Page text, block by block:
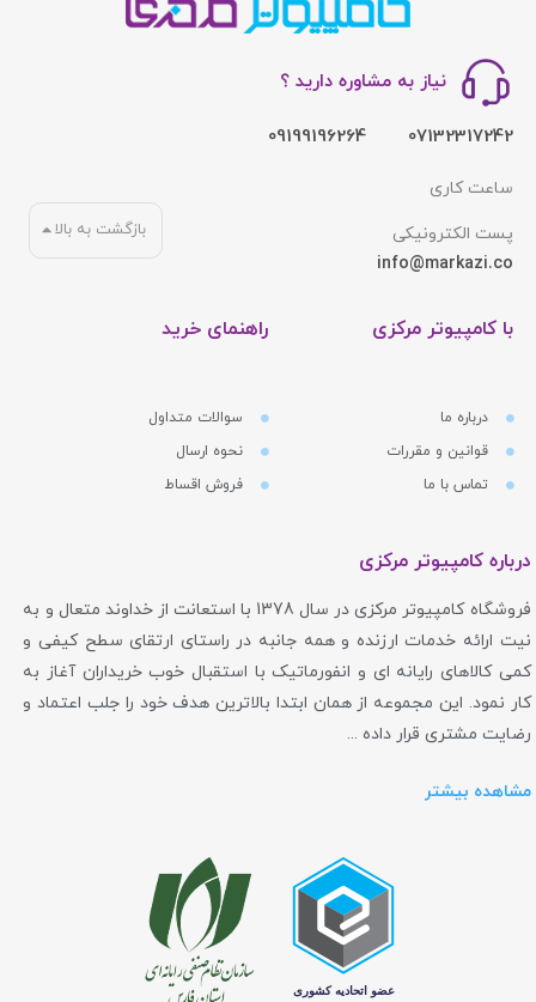
نیاز به مشاوره دارید ؟
07132317242
09199196264
ساعت کاری
پست الکترونیکی
info@markazi.co
با کامپیوتر مرکزی
درباره ما
قوانین و مقررات
تماس با ما
راهنمای خرید
سوالات متداول
نحوه ارسال
فروش اقساط
بازگشت به بالا
درباره کامپیوتر مرکزی
فروشگاه کامپیوتر مرکزی در سال 1378 با استعانت از خداوند متعال و به
نیت ارائه خدمات ارزنده و همه جانبه در راستای ارتقای سطح کیفی و
کمی کالاهای رایانه ای و انفورماتیک با استقبال خوب خریداران آغاز به
کار نمود. این مجموعه از همان ابتدا بالاترین هدف خود را جلب اعتماد و
رضایت مشتری قرار داده ...
مشاهده بیشتر